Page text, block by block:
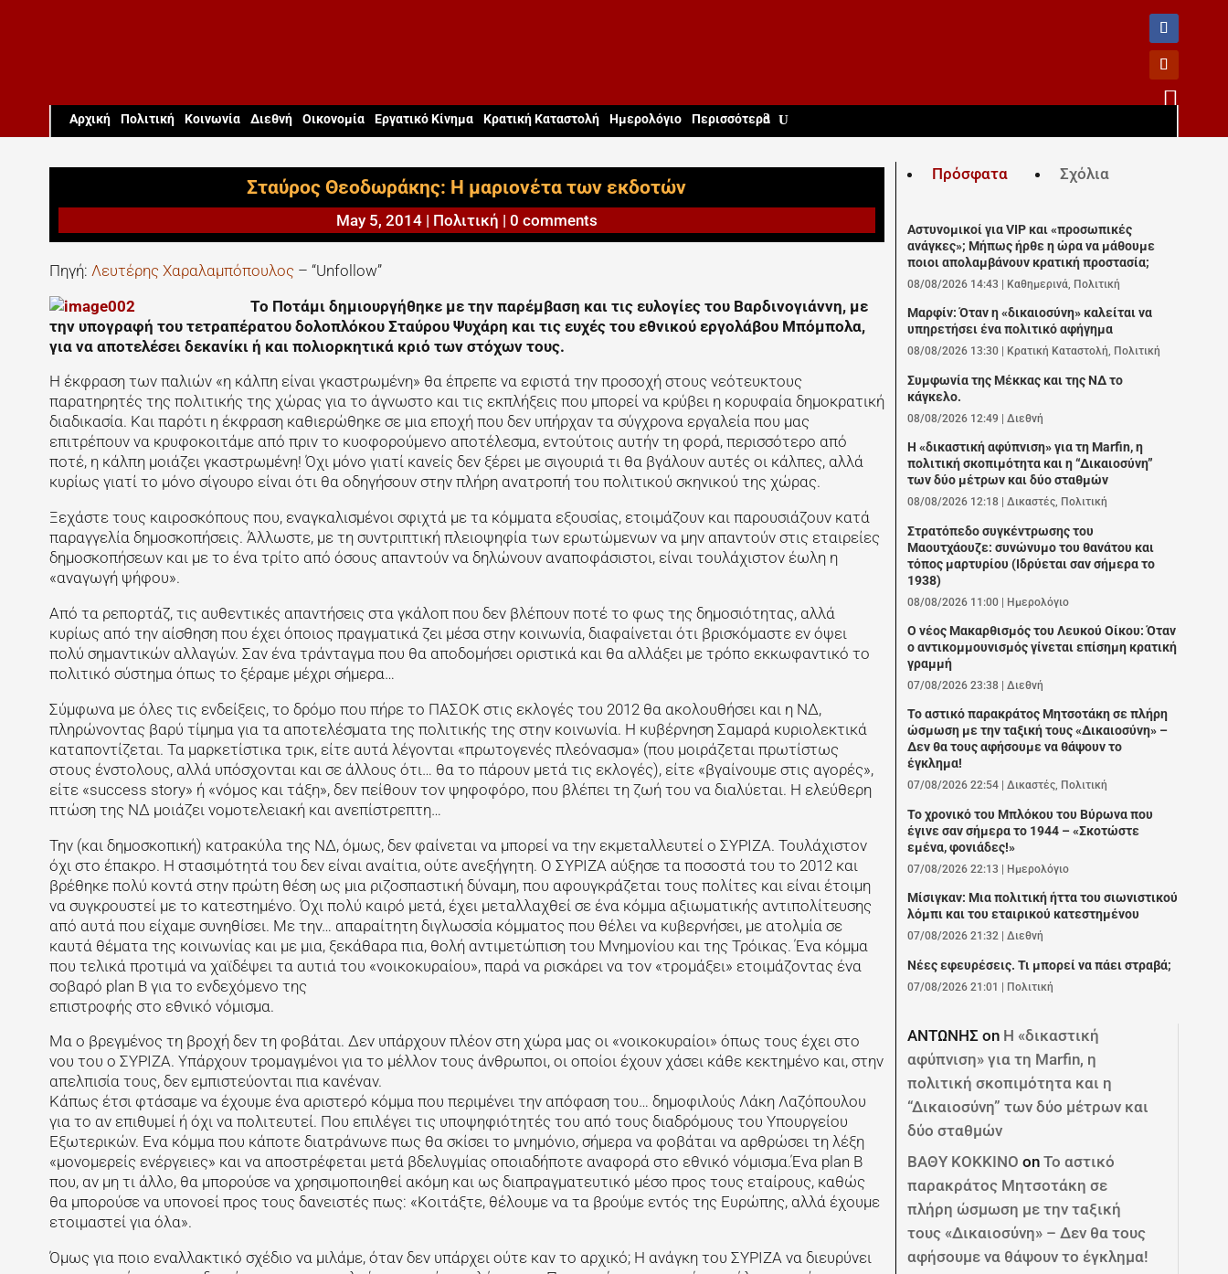

Aρχική Πολιτική Κοινωνία Διεθνή Οικονομία Εργατικό Κίνημα Κρατική Καταστολή Ημερολόγιο Περισσότερα
Σταύρος Θεοδωράκης: Η μαριονέτα των εκδοτών
May 5, 2014| Πολιτική | 0 comments
Πηγή: Λευτέρης Χαραλαμπόπουλος – “Unfollow”
Το Ποτάμι δημιουργήθηκε με την παρέμβαση και τις ευλογίες του Βαρδινογιάννη, με
την υπογραφή του τετραπέρατου δολοπλόκου Σταύρου Ψυχάρη και τις ευχές του εθνικού εργολάβου Μπόμπολα,
για να αποτελέσει δεκανίκι ή και πολιορκητικά κριό των στόχων τους.
Η έκφραση των παλιών «η κάλπη είναι γκαστρωμένη» θα έπρεπε να εφιστά την προσοχή στους νεότευκτους
παρατηρητές της πολιτικής της χώρας για το άγνωστο και τις εκπλήξεις που μπορεί να κρύβει η κορυφαία δημοκρατική
διαδικασία. Και παρότι η έκφραση καθιερώθηκε σε μια εποχή που δεν υπήρχαν τα σύγχρονα εργαλεία που μας
επιτρέπουν να κρυφοκοιτάμε από πριν το κυοφορούμενο αποτέλεσμα, εντούτοις αυτήν τη φορά, περισσότερο από
ποτέ, η κάλπη μοιάζει γκαστρωμένη! Όχι μόνο γιατί κανείς δεν ξέρει με σιγουριά τι θα βγάλουν αυτές οι κάλπες, αλλά
κυρίως γιατί το μόνο σίγουρο είναι ότι θα οδηγήσουν στην πλήρη ανατροπή του πολιτικού σκηνικού της χώρας.
Ξεχάστε τους καιροσκόπους που, εναγκαλισμένοι σφιχτά με τα κόμματα εξουσίας, ετοιμάζουν και παρουσιάζουν κατά
παραγγελία δημοσκοπήσεις. Άλλωστε, με τη συντριπτική πλειοψηφία των ερωτώμενων να μην απαντούν στις εταιρείες
δημοσκοπήσεων και με το ένα τρίτο από όσους απαντούν να δηλώνουν αναποφάσιστοι, είναι τουλάχιστον έωλη η
«αναγωγή ψήφου».
Από τα ρεπορτάζ, τις αυθεντικές απαντήσεις στα γκάλοπ που δεν βλέπουν ποτέ το φως της δημοσιότητας, αλλά
κυρίως από την αίσθηση που έχει όποιος πραγματικά ζει μέσα στην κοινωνία, διαφαίνεται ότι βρισκόμαστε εν όψει
πολύ σημαντικών αλλαγών. Σαν ένα τράνταγμα που θα αποδομήσει οριστικά και θα αλλάξει με τρόπο εκκωφαντικό το
πολιτικό σύστημα όπως το ξέραμε μέχρι σήμερα…
Σύμφωνα με όλες τις ενδείξεις, το δρόμο που πήρε το ΠΑΣΟΚ στις εκλογές του 2012 θα ακολουθήσει και η ΝΔ,
πληρώνοντας βαρύ τίμημα για τα αποτελέσματα της πολιτικής της στην κοινωνία. Η κυβέρνηση Σαμαρά κυριολεκτικά
καταποντίζεται. Τα μαρκετίστικα τρικ, είτε αυτά λέγονται «πρωτογενές πλεόνασμα» (που μοιράζεται πρωτίστως
στους ένστολους, αλλά υπόσχονται και σε άλλους ότι… θα το πάρουν μετά τις εκλογές), είτε «βγαίνουμε στις αγορές»,
είτε «success story» ή «νόμος και τάξη», δεν πείθουν τον ψηφοφόρο, που βλέπει τη ζωή του να διαλύεται. Η ελεύθερη
πτώση της ΝΔ μοιάζει νομοτελειακή και ανεπίστρεπτη…
Την (και δημοσκοπική) κατρακύλα της ΝΔ, όμως, δεν φαίνεται να μπορεί να την εκμεταλλευτεί ο ΣΥΡΙΖΑ. Τουλάχιστον
όχι στο έπακρο. Η στασιμότητά του δεν είναι αναίτια, ούτε ανεξήγητη. Ο ΣΥΡΙΖΑ αύξησε τα ποσοστά του το 2012 και
βρέθηκε πολύ κοντά στην πρώτη θέση ως μια ριζοσπαστική δύναμη, που αφουγκράζεται τους πολίτες και είναι έτοιμη
να συγκρουστεί με το κατεστημένο. Όχι πολύ καιρό μετά, έχει μεταλλαχθεί σε ένα κόμμα αξιωματικής αντιπολίτευσης
από αυτά που είχαμε συνηθίσει. Με την… απαραίτητη διγλωσσία κόμματος που θέλει να κυβερνήσει, με ατολμία σε
καυτά θέματα της κοινωνίας και με μια, ξεκάθαρα πια, θολή αντιμετώπιση του Μνημονίου και της Τρόικας. Ένα κόμμα
που τελικά προτιμά να χαϊδέψει τα αυτιά του «νοικοκυραίου», παρά να ρισκάρει να τον «τρομάξει» ετοιμάζοντας ένα
σοβαρό plan Β για το ενδεχόμενο της
επιστροφής στο εθνικό νόμισμα.
Μα ο βρεγμένος τη βροχή δεν τη φοβάται. Δεν υπάρχουν πλέον στη χώρα μας οι «νοικοκυραίοι» όπως τους έχει στο
νου του ο ΣΥΡΙΖΑ. Υπάρχουν τρομαγμένοι για το μέλλον τους άνθρωποι, οι οποίοι έχουν χάσει κάθε κεκτημένο και, στην
απελπισία τους, δεν εμπιστεύονται πια κανέναν.
Κάπως έτσι φτάσαμε να έχουμε ένα αριστερό κόμμα που περιμένει την απόφαση του… δημοφιλούς Λάκη Λαζόπουλου
για το αν επιθυμεί ή όχι να πολιτευτεί. Που επιλέγει τις υποψηφιότητές του από τους διαδρόμους του Υπουργείου
Εξωτερικών. Ενα κόμμα που κάποτε διατράνωνε πως θα σκίσει το μνημόνιο, σήμερα να φοβάται να αρθρώσει τη λέξη
«μονομερείς ενέργειες» και να αποστρέφεται μετά βδελυγμίας οποιαδήποτε αναφορά στο εθνικό νόμισμα.Ένα plan Β
που, αν μη τι άλλο, θα μπορούσε να χρησιμοποιηθεί ακόμη και ως διαπραγματευτικό μέσο προς τους εταίρους, καθώς
θα μπορούσε να υπονοεί προς τους δανειστές πως: «Κοιτάξτε, θέλουμε να τα βρούμε εντός της Ευρώπης, αλλά έχουμε
ετοιμαστεί για όλα».
Όμως για ποιο εναλλακτικό σχέδιο να μιλάμε, όταν δεν υπάρχει ούτε καν το αρχικό; Η ανάγκη του ΣΥΡΙΖΑ να διευρύνει
Πρόσφατα Σχόλια
Αστυνομικοί για VIP και «προσωπικές
ανάγκες»; Μήπως ήρθε η ώρα να μάθουμε
ποιοι απολαμβάνουν κρατική προστασία;
08/08/2026 14:43 | Καθημερινά, Πολιτική
Μαρφίν: Όταν η «δικαιοσύνη» καλείται να
υπηρετήσει ένα πολιτικό αφήγημα
08/08/2026 13:30 Κρατική Καταστολή, Πολιτική
Συμφωνία της Μέκκας και της ΝΔ το
κάγκελο.
08/08/2026 12:49 |Διεθνή
Η «δικαστική αφύπνιση» για τη Marfin, η
πολιτική σκοπιμότητα και η “Δικαιοσύνη”
των δύο μέτρων και δύο σταθμών
08/08/2026 12:18 |Δικαστές, Πολιτική
Στρατόπεδο συγκέντρωσης του
Μαουτχάουζε: συνώνυμο του θανάτου και
τόπος μαρτυρίου (Ιδρύεται σαν σήμερα το
1938)
08/08/2026 11:00 | Ημερολόγιο
Ο νέος Μακαρθισμός του Λευκού Οίκου: Όταν
ο αντικομμουνισμός γίνεται επίσημη κρατική
γραμμή
07/08/2026 23:38 |Διεθνή
Το αστικό παρακράτος Μητσοτάκη σε πλήρη
ώσμωση με την ταξική τους «Δικαιοσύνη» –
Δεν θα τους αφήσουμε να θάψουν το
έγκλημα!
07/08/2026 22:54 |Δικαστές, Πολιτική
Το χρονικό του Μπλόκου του Βύρωνα που
έγινε σαν σήμερα το 1944 – «Σκοτώστε
εμένα, φονιάδες!»
07/08/2026 22:13 | Ημερολόγιο
Μίσιγκαν: Μια πολιτική ήττα του σιωνιστικού
λόμπι και του εταιρικού κατεστημένου
07/08/2026 21:32 |Διεθνή
Νέες εφευρέσεις. Τι μπορεί να πάει στραβά;
07/08/2026 21:01 | Πολιτική
ΑΝΤΩΝΗΣ on Η «δικαστική
αφύπνιση» για τη Marfin, η
πολιτική σκοπιμότητα και η
“Δικαιοσύνη” των δύο μέτρων και
δύο σταθμών
ΒΑΘΥ ΚΟΚΚΙΝΟ onΤο αστικό
παρακράτος Μητσοτάκη σε
πλήρη ώσμωση με την ταξική
τους «Δικαιοσύνη» – Δεν θα τους
αφήσουμε να θάψουν το έγκλημα!